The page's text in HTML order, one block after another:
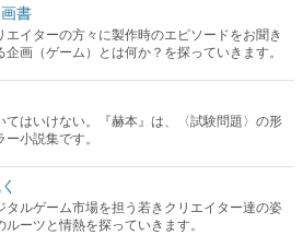
書
エイターの方々に製作時のエピソードをお聞き
企画（ゲーム）とは何か？を探っていきます。
てはいけない。『赫本』は、〈試験問題〉の形
小説集です。
タルゲーム市場を担う若きクリエイター達の姿
ーツと情熱を探っていきます。